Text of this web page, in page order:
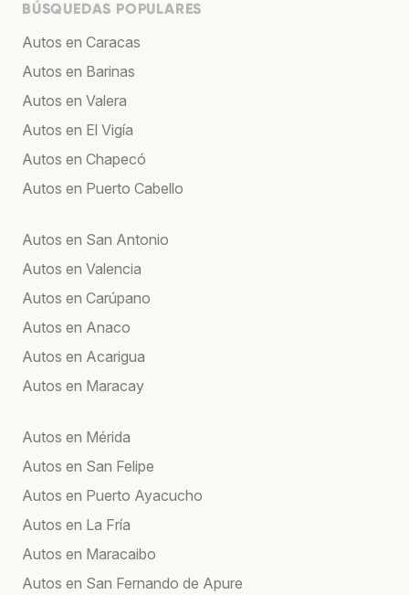
BÚSQUEDAS POPULARES
Autos en Caracas
Autos en Barinas
Autos en Valera
Autos en El Vigía
Autos en Chapecó
Autos en Puerto Cabello
Autos en San Antonio
Autos en Valencia
Autos en Carúpano
Autos en Anaco
Autos en Acarigua
Autos en Maracay
Autos en Mérida
Autos en San Felipe
Autos en Puerto Ayacucho
Autos en La Fría
Autos en Maracaibo
Autos en San Fernando de Apure